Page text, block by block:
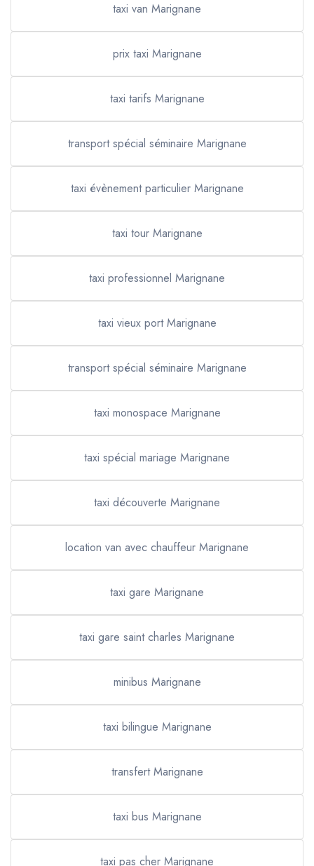
taxi van Marignane
prix taxi Marignane
taxi tarifs Marignane
transport spécial séminaire Marignane
taxi évènement particulier Marignane
taxi tour Marignane
taxi professionnel Marignane
taxi vieux port Marignane
transport spécial séminaire Marignane
taxi monospace Marignane
taxi spécial mariage Marignane
taxi découverte Marignane
location van avec chauffeur Marignane
taxi gare Marignane
taxi gare saint charles Marignane
minibus Marignane
taxi bilingue Marignane
transfert Marignane
taxi bus Marignane
taxi pas cher Marignane